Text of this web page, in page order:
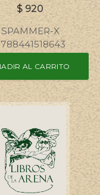
$ 920
SPAMMER-X
AL CARRITO